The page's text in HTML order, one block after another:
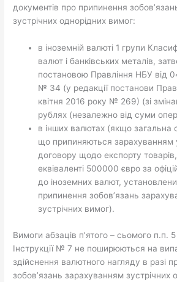
документів про припинення
зустрічних однорідних вимог:
в іноземній валюті 1 групи
валют і банківських металів,
постановою Правління НБУ від
№ 34 (у редакції постанови
квітня 2016 року № 269) (зі
рублях (незалежно від суми
в інших валютах (якщо загальна
що припиняються зарахуванням
договору щодо експорту
еквіваленті 500000 євро за
до іноземних валют,
припинення зобов’язань
зустрічних вимог).
Вимоги абзаців п’ятого – сьомого п.п.
Інструкції № 7 не поширюються на
здійснення валютного нагляду в разі
зобов’язань зарахуванням зустрічних